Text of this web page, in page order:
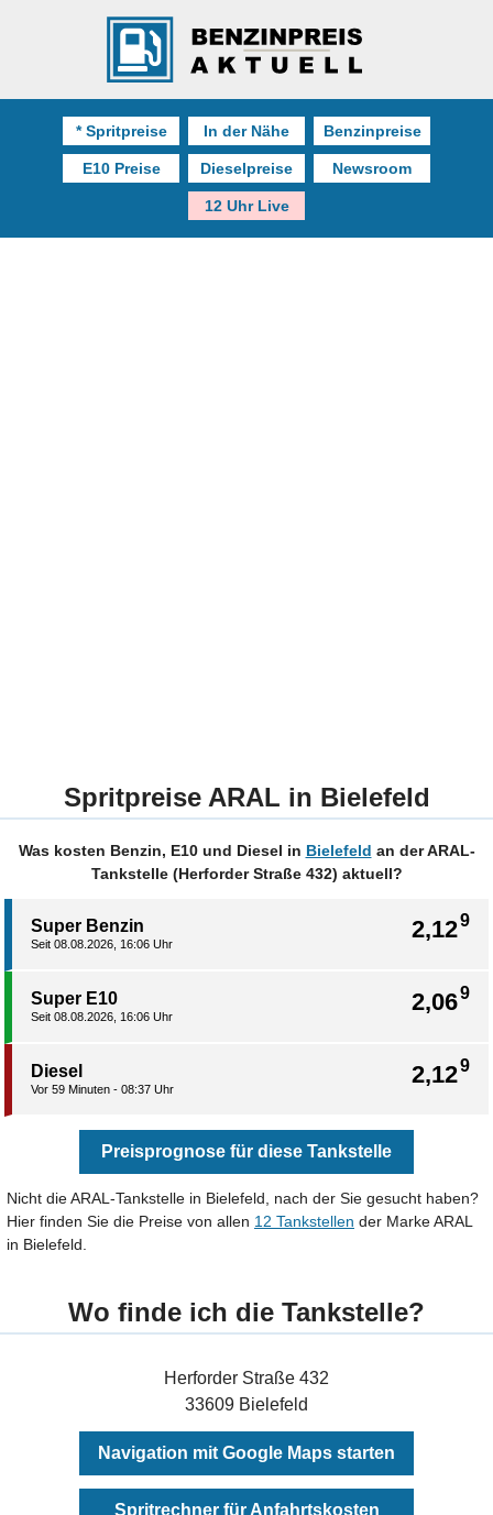
* Spritpreise In der Nähe Benzinpreise
E10 Preise Dieselpreise Newsroom
12 Uhr Live
Spritpreise ARAL in Bielefeld
Was kosten Benzin, E10 und Diesel in Bielefeld an der ARAL-
Tankstelle (Herforder Straße 432) aktuell?
2,129
Super Benzin
Seit 08.08.2026, 16:06 Uhr
2,069
Super E10
Seit 08.08.2026, 16:06 Uhr
2,129
Diesel
Vor 59 Minuten - 08:37 Uhr
Preisprognose für diese Tankstelle
Nicht die ARAL-Tankstelle in Bielefeld, nach der Sie gesucht haben?
Hier finden Sie die Preise von allen 12 Tankstellen der Marke ARAL
in Bielefeld.
Wo finde ich die Tankstelle?
Herforder Straße 432
33609 Bielefeld
Navigation mit Google Maps starten
Spritrechner für Anfahrtskosten